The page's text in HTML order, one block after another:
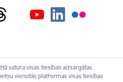
satura visas tiesības aizsargātas.
vienotās platformas visas tiesības